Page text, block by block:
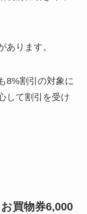
あります。
8%割引の対象に
して割引を受け
買物券6,000